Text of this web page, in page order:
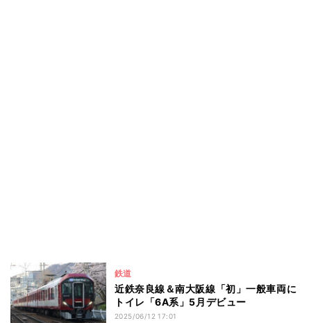
鉄道
近鉄奈良線＆南大阪線「初」一般車両に
トイレ「6A系」5月デビュー
2025/06/12 17:01